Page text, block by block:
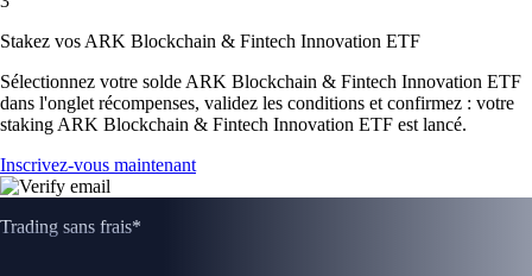
Stakez vos ARK Blockchain & Fintech Innovation ETF
Sélectionnez votre solde ARK Blockchain & Fintech Innovation ETF
dans l'onglet récompenses, validez les conditions et confirmez : votre
staking ARK Blockchain & Fintech Innovation ETF est lancé.
Inscrivez-vous maintenant
Trading sans frais*